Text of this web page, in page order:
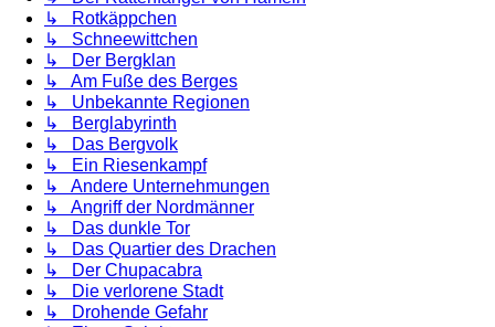
↳ Rotkäppchen
↳ Schneewittchen
↳ Der Bergklan
↳ Am Fuße des Berges
↳ Unbekannte Regionen
↳ Berglabyrinth
↳ Das Bergvolk
↳ Ein Riesenkampf
↳ Andere Unternehmungen
↳ Angriff der Nordmänner
↳ Das dunkle Tor
↳ Das Quartier des Drachen
↳ Der Chupacabra
↳ Die verlorene Stadt
↳ Drohende Gefahr